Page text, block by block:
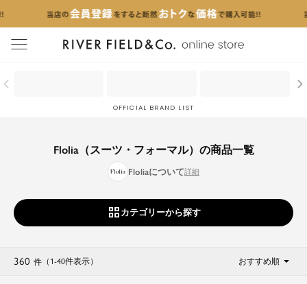
menu
OFFICIAL BRAND LIST
Flolia（スーツ・フォーマル）の商品一覧
Floliaについて
カテゴリーから探す
360 件 （1-40件表示） おすすめ順